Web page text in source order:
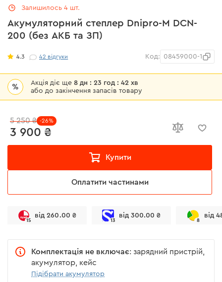
Акумуляторний степлер Dnipro-M DCN-
200 (без АКБ та ЗП)
4.3 42 відгуки Код: 08459000-1
% Акція діє ще8 дн : 23 год : 42 хв
або до закінчення запасів товару
3 900 ₴
5 250 ₴ -26%
Купити
Оплатити частинами
15
від 260.00 ₴
13
від 300.00 ₴
8
від
Залишилось 4 шт.
Комплектація не включає: зарядний пристрій,
акумулятор, кейс
Підібрати акумулятор